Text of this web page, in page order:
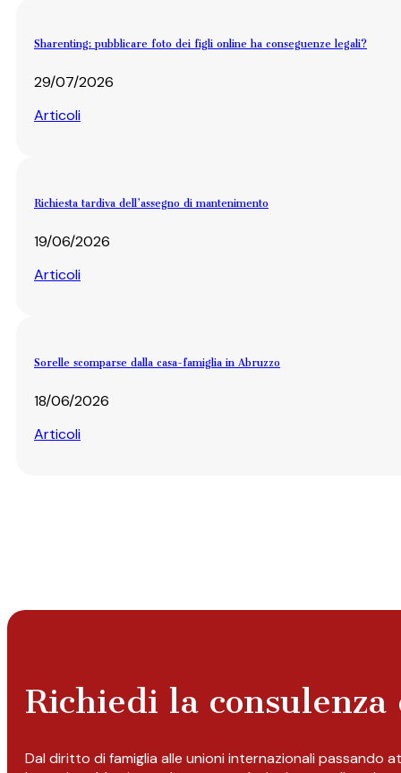
Sharenting: pubblicare foto dei figli online ha conseguenze legali?
29/07/2026
Articoli
Richiesta tardiva dell’assegno di mantenimento
19/06/2026
Articoli
Sorelle scomparse dalla casa-famiglia in Abruzzo
18/06/2026
Articoli
Richiedi la
Dal diritto di famiglia alle unioni internazionali passando